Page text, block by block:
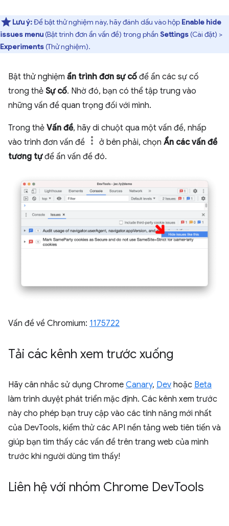
Lưu ý:Để bật thử nghiệm này, hãy đánh dấu vào hộp Enable hide
issues menu(Bật trình đơn ẩn vấn đề) trong phần Settings(Cài đặt) >
Experiments(Thử nghiệm).
Bật thử nghiệm ẩn trình đơn sự cố để ẩn các sự cố
trong thẻ Sự cố. Nhờ đó, bạn có thể tập trung vào
những vấn đề quan trọng đối với mình.
Trong thẻ Vấn đề, hãy di chuột qua một vấn đề, nhấp
vào trình đơn vấn đề
ở bên phải, chọn Ẩn các vấn đề
tương tựđể ẩn vấn đề đó.
Vấn đề về Chromium: 1175722
Tải các kênh xem trước xuống
Hãy cân nhắc sử dụng Chrome Canary, Dev hoặc Beta
làm trình duyệt phát triển mặc định. Các kênh xem trước
này cho phép bạn truy cập vào các tính năng mới nhất
của DevTools, kiểm thử các API nền tảng web tiên tiến và
giúp bạn tìm thấy các vấn đề trên trang web của mình
trước khi người dùng tìm thấy!
Liên hệ với nhóm Chrome DevTools